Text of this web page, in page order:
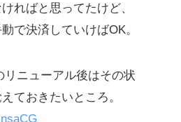
ればと思ってたけど、
で決済していけばOK。
リニューアル後はその状
ておきたいところ。